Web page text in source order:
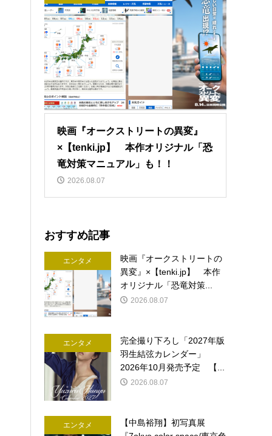
映画『オークストリートの異変』
×【tenki.jp】 本作オリジナル「恐
竜対策マニュアル」も！！
2026.08.07
おすすめ記事
エンタメ
映画『オークストリートの
異変』×【tenki.jp】 本作
オリジナル「恐竜対策...
2026.08.07
エンタメ
完全撮り下ろし「2027年版
羽生結弦カレンダー」
2026年10月発売予定 【...
2026.08.07
エンタメ
【中島裕翔】初写真展